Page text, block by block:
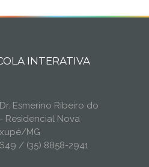
INTERATIVA
Esmerino Ribeiro do
Residencial Nova
MG
/ (35) 8858-2941